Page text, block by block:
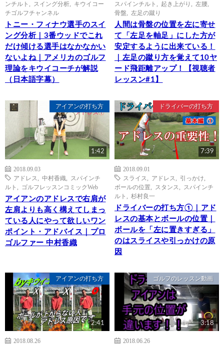
ンチルト
スイング分析
キウイコー
チゴルフチャンネル
トニー・フィナウ選手のスイ
ング分析｜3番ウッドでこれ
だけ傾ける選手はなかなかい
ないよね｜アメリカのゴルフ
理論をキウイコーチが解説
（日本語字幕）
スパインチルト
起き上がり 左腰
骨盤
左足の蹴り
人間は骨盤の位置を左に寄せ
て「左足を軸足」にした方が
安定するように出来ている！
｜左足の蹴り方を覚えて10ヤ
ード飛距離アップ！【視聴者
レッスン#1】
アイアンの打ち方
1:42
2018.09.03
アドレス
中村香織
スパインチ
ルト
ゴルフレッスンコミックWeb
アイアンのアドレスで右肩が
左肩よりも高く構えてしまっ
ている人にやって欲しいワン
ポイント・アドバイス｜プロ
ゴルファー 中村香織
ドライバーの打ち方
7:39
2018.09.01
スライス
アドレス 引っかけ
ボールの位置
スタンス
スパインチ
ルト
杉村良一
ドライバーの打ち方①｜アド
レスの基本とボールの位置｜
ボールを「左に置きすぎる」
のはスライスや引っかけの原
因
アイアンの打ち方
2:41
2018.08.26
ゴルフのレッスン動画
3:18
2018.06.26